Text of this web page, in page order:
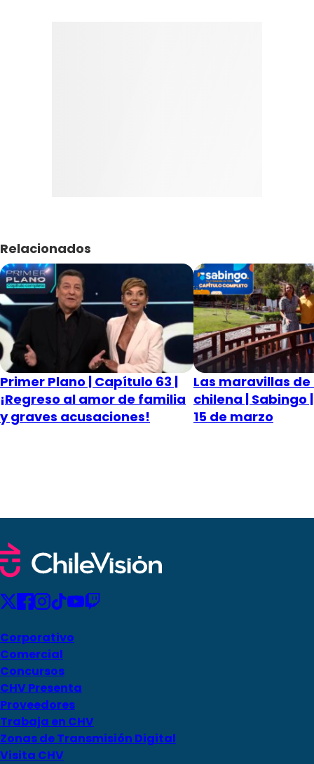
Relacionados
Primer Plano | Capítulo 63 |
¡Regreso al amor de familia
y graves acusaciones!
Las maravillas
chilena | Sabingo
15 de marzo
Corporativo
Comercial
Concursos
CHV Presenta
Proveedores
Trabaja en CHV
Zonas de Transmisión Digital
Visita CHV